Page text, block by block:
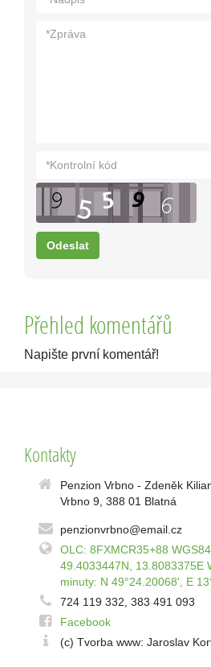
Přehled komentářů
Napište první komentář!
Kontakty
Penzion Vrbno - Zdeněk
Vrbno 9, 388 01 Blatná
penzionvrbno@email.cz
OLC: 8FXMCR35+88
49.4033447N, 13.8083375E
minuty: N 49°24.20068', E
724 119 332, 383 491 093
Facebook
(c) Tvorba www: Jaroslav